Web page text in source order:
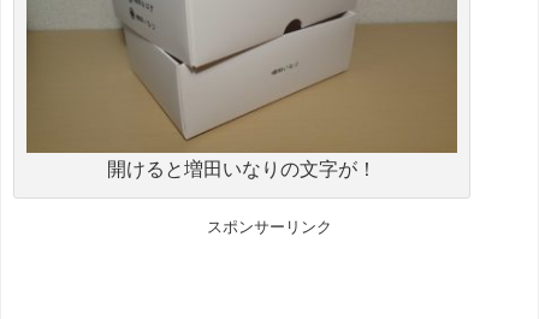
開けると増田いなりの文字が！
スポンサーリンク